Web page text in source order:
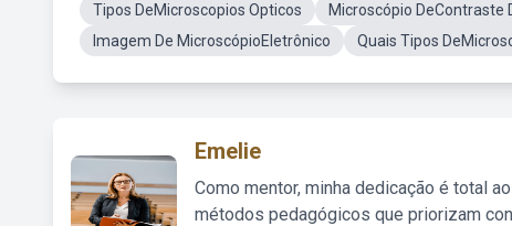
Tipos DeMicroscopios Opticos
Microscópio DeContraste
Imagem De MicroscópioEletrônico
Quais Tipos
Emelie
Como mentor, minha dedicação é total
métodos pedagógicos que priorizam